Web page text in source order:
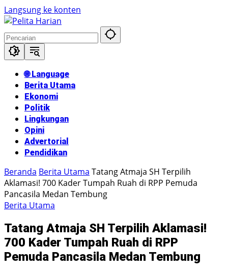
Langsung ke konten
🌐 Language
Berita Utama
Ekonomi
Politik
Lingkungan
Opini
Advertorial
Pendidikan
Beranda Berita Utama Tatang Atmaja SH Terpilih
Aklamasi! 700 Kader Tumpah Ruah di RPP Pemuda
Pancasila Medan Tembung
Berita Utama
Tatang Atmaja SH Terpilih Aklamasi!
700 Kader Tumpah Ruah di RPP
Pemuda Pancasila Medan Tembung